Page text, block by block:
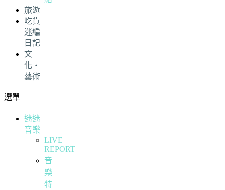
旅遊
吃貨
迷編
日記
文
化・
藝術
選單
迷迷
音樂
LIVE
REPORT
音
樂
特